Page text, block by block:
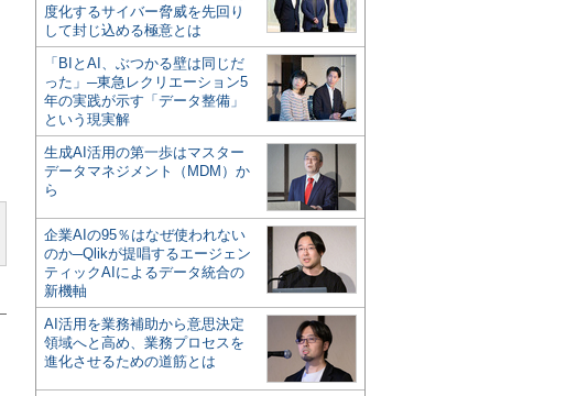
度化するサイバー脅威を先回り
して封じ込める極意とは
「BIとAI、ぶつかる壁は同じだ
った」─東急レクリエーション5
年の実践が示す「データ整備」
という現実解
生成AI活用の第一歩はマスター
データマネジメント（MDM）か
ら
企業AIの95％はなぜ使われない
のか─Qlikが提唱するエージェン
ティックAIによるデータ統合の
新機軸
AI活用を業務補助から意思決定
領域へと高め、業務プロセスを
進化させるための道筋とは